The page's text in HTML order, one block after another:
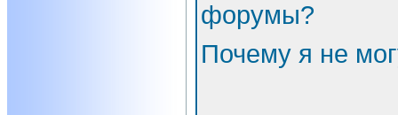
форумы?
Почему я не